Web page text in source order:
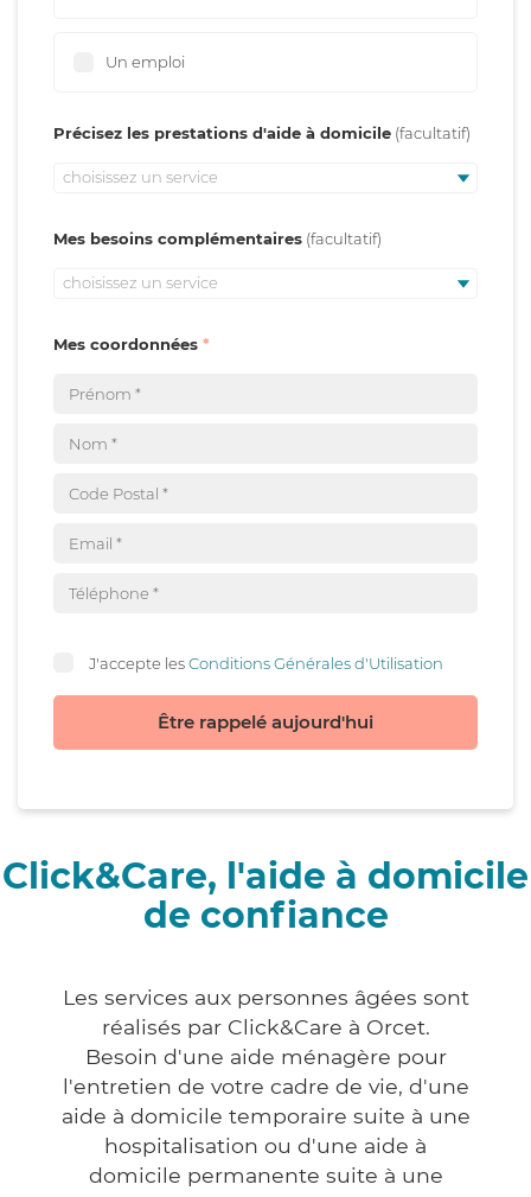
Un emploi
Précisez les prestations d'aide à domicile
choisissez un service
Mes besoins complémentaires
choisissez un service
Mes coordonnées
J'accepte lesConditions Générales d'Utilisation
Être rappelé aujourd'hui
Click&Care, l'aide à domicile
de confiance
Les services aux personnes âgées sont
réalisés par Click&Care à Orcet.
Besoin d'une aide ménagère pour
l'entretien de votre cadre de vie, d'une
aide à domicile temporaire suite à une
hospitalisation ou d'une aide à
domicile permanente suite à une